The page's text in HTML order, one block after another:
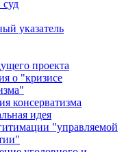
указатель
проекта
о "кризисе
консерватизма
идея
"управляемой